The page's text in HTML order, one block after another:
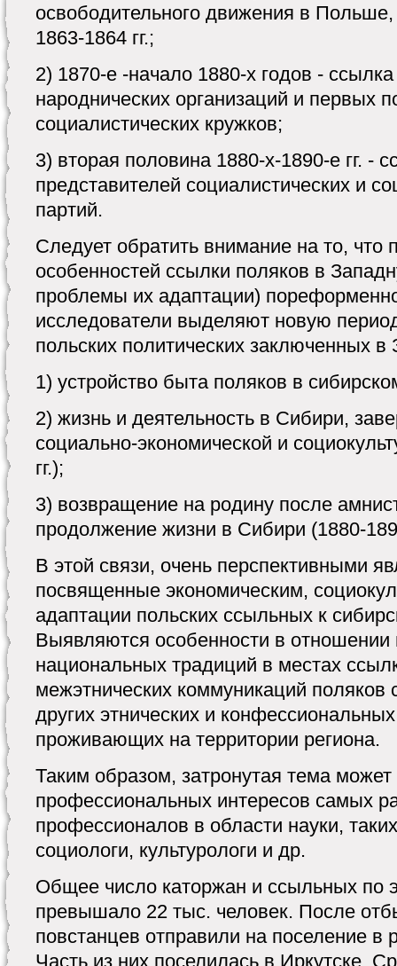
освободительного движения в
1863-1864 гг.;
2) 1870-е -начало 1880-х годов - ссылка
народнических организаций и первых
социалистических кружков;
3) вторая половина 1880-х-1890-е гг. -
представителей социалистических и
партий.
Следует обратить внимание на то, что
особенностей ссылки поляков в
проблемы их адаптации)
исследователи выделяют новую
польских политических заключенных
1) устройство быта поляков в
2) жизнь и деятельность в Сибири,
социально-экономической и
гг.);
3) возвращение на родину после
продолжение жизни в Сибири (1880-
В этой связи, очень перспективными
посвященные экономическим,
адаптации польских ссыльных к
Выявляются особенности в
национальных традиций в местах
межэтнических коммуникаций поляков
других этнических и
проживающих на территории региона.
Таким образом, затронутая тема
профессиональных интересов самых
профессионалов в области науки,
социологи, культурологи и др.
Общее число каторжан и ссыльных по
превышало 22 тыс. человек. После
повстанцев отправили на поселение в
Часть из них поселилась в Иркутске.